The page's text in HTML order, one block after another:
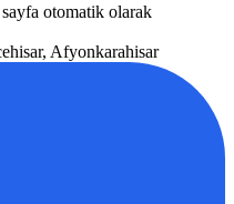
otomatik olarak
, Afyonkarahisar